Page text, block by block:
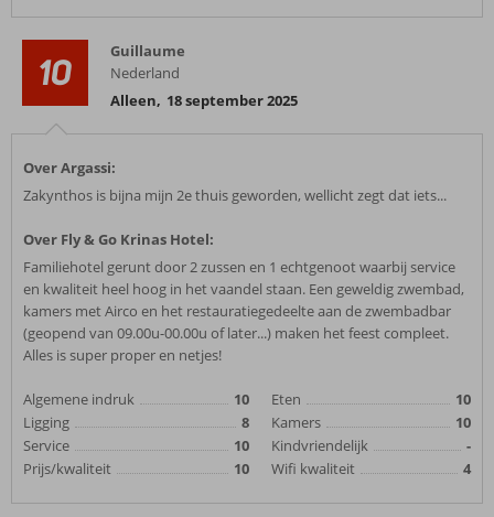
10
Guillaume
Nederland
Alleen, 18 september 2025
Over Argassi:
Zakynthos is bijna mijn 2e thuis geworden, wellicht zegt dat iets...
Over Fly & Go Krinas Hotel:
Familiehotel gerunt door 2 zussen en 1 echtgenoot waarbij service
en kwaliteit heel hoog in het vaandel staan. Een geweldig zwembad,
kamers met Airco en het restauratiegedeelte aan de zwembadbar
(geopend van 09.00u-00.00u of later...) maken het feest compleet.
Alles is super proper en netjes!
Algemene indruk
10
Ligging
8
Service
10
Prijs/kwaliteit
10
Eten
10
Kamers
10
Kindvriendelijk
-
Wifi kwaliteit
4